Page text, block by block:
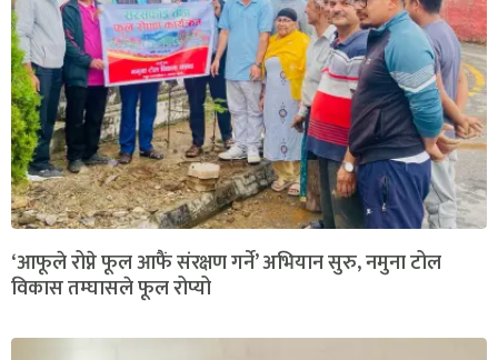
‘आफूले रोप्ने फूल आफैं संरक्षण गर्ने’ अभियान सुरु, नमुना टोल
विकास तम्घासले फूल रोप्यो